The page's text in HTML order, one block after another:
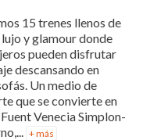
15 trenes llenos de
y glamour donde
pueden disfrutar
descansando en
Un medio de
que se convierte en
Venecia Simplon-
+ más